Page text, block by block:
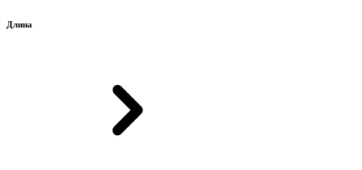
Длина